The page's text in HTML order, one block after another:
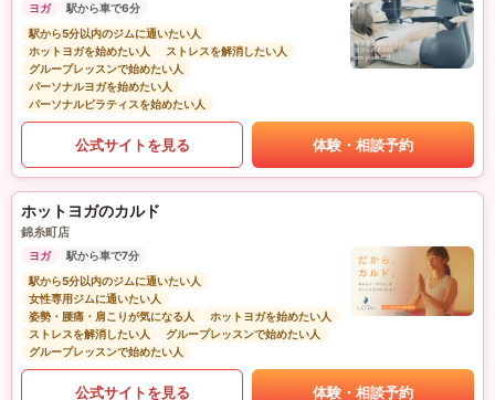
ヨガ
駅から車で6分
駅から5分以内のジムに通いたい人
ホットヨガを始めたい人
ストレスを解消したい人
グループレッスンで始めたい人
パーソナルヨガを始めたい人
パーソナルピラティスを始めたい人
公式サイトを見る 体験・相談予約
ホットヨガのカルド
錦糸町店
ヨガ
駅から車で7分
駅から5分以内のジムに通いたい人
女性専用ジムに通いたい人
姿勢・腰痛・肩こりが気になる人
ホットヨガを始めたい人
ストレスを解消したい人
グループレッスンで始めたい人
グループレッスンで始めたい人
公式サイトを見る 体験・相談予約